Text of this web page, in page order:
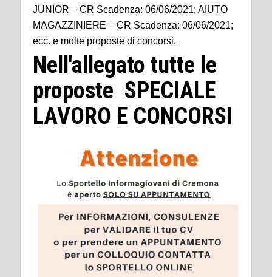
JUNIOR – CR Scadenza: 06/06/2021; AIUTO
MAGAZZINIERE – CR Scadenza: 06/06/2021;
ecc. e molte proposte di concorsi.
Nell'allegato tutte le
proposte SPECIALE
LAVORO E CONCORSI